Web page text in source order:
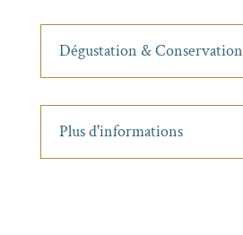
Dégustation & Conservation
Plus d'informations